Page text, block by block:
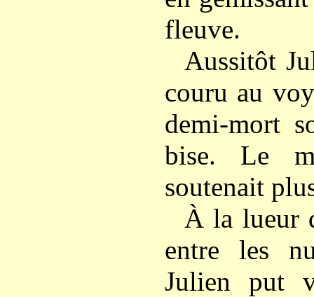
fleuve.
Aussitôt
couru au
demi-mort
bise. Le
soutenait
À la lueur
entre les
Julien put